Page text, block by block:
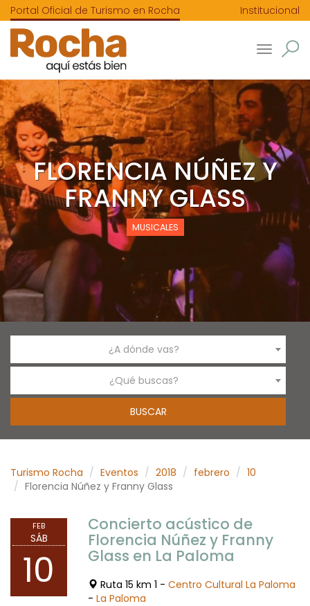
Portal Oficial de Turismo en Rocha Institucional
Toggle
FLORENCIA NÚÑEZ Y
FRANNY GLASS
MUSICALES
¿A dónde vas?
¿Qué buscas?
Turismo Rocha Eventos 2018 febrero
10
Florencia Núñez y Franny Glass
FEB
SÁB
10
Concierto acústico de
Florencia Núñez y Franny
Glass en La Paloma
Ruta 15 km 1 - Centro Cultural La Paloma
- La Paloma